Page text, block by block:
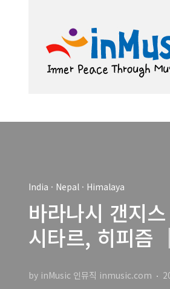
India · Nepal · Himalaya
바라나시 갠지
시타르, 히피즘
by inMusic 인뮤직 inmusic.com